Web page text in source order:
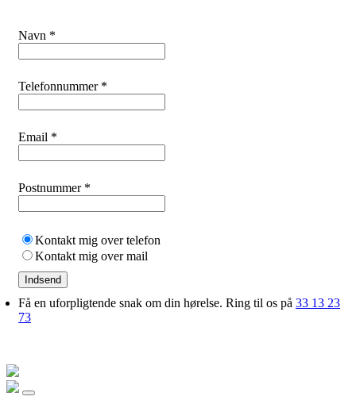
Navn *
Telefonnummer *
Email *
Postnummer *
Kontakt mig over telefon
Kontakt mig over mail
Indsend
Få en uforpligtende snak om din hørelse. Ring til os på 33 13 23
73